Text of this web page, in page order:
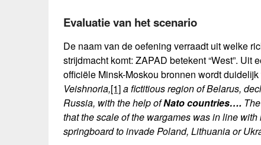
Evaluatie van het scenario
De naam van de oefening verraadt uit welke
strijdmacht komt: ZAPAD betekent “West”. Uit
officiële Minsk-Moskou bronnen wordt
Veishnoria,[1]a fictitious region of Belarus,
Russia, with the help ofNato countries….
that the scale of the wargames was in line
springboard to invade Poland, Lithuania or